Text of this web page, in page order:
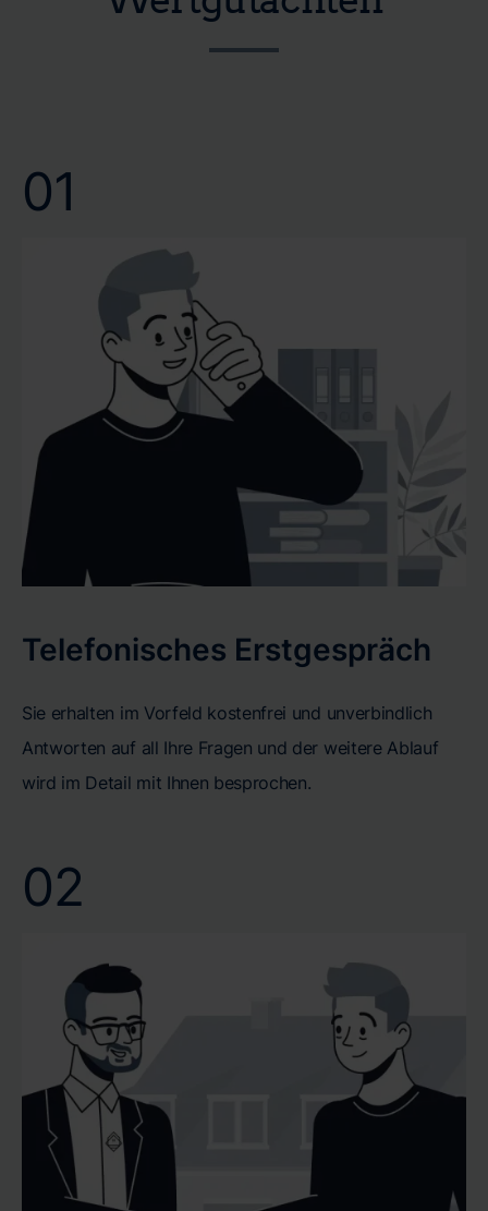
unnötige Verzögerungen zu treffen. Ihre Zeit ist kostbar
und wir bei CERTA respektieren dies. Verlassen Sie sich
Gutachtenerstellung helfen wir Ihnen, Ihre Pläne ohne
lange Wartezeiten voranzutreiben. Wir bei CERTA
Vertrauen Sie auf unsere Kompetenz und Effizienz, um
Ihr Wertgutachten oder Verkehrswertgutachten
01
Telefonisches Erstgespräch
Sie erhalten im Vorfeld kostenfrei und unverbindlich
Antworten auf all Ihre Fragen und der weitere Ablauf
wird im Detail mit Ihnen besprochen.
02